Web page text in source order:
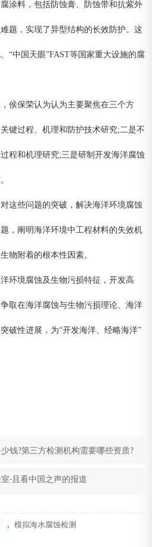
涂料，包括防蚀膏、防蚀带和抗紫外
题，实现了异型结构的长效防护。这
“中国天眼”FAST等国家重大设施的腐
侯保荣认为认为主要聚焦在三个方
键过程、机理和防护技术研究;二是不
程和机理研究;三是研制开发海洋腐蚀
这些问题的突破，解决海洋环境腐蚀
，阐明海洋环境中工程材料的失效机
物附着的根本性因素。
环境腐蚀及生物污损特征，开发高
取在海洋腐蚀与生物污损理论、海洋
破性进展，为“开发海洋、经略海洋”
钱?第三方检测机构需要哪些资质?
-且看中国之声的报道
, 模拟海水腐蚀检测